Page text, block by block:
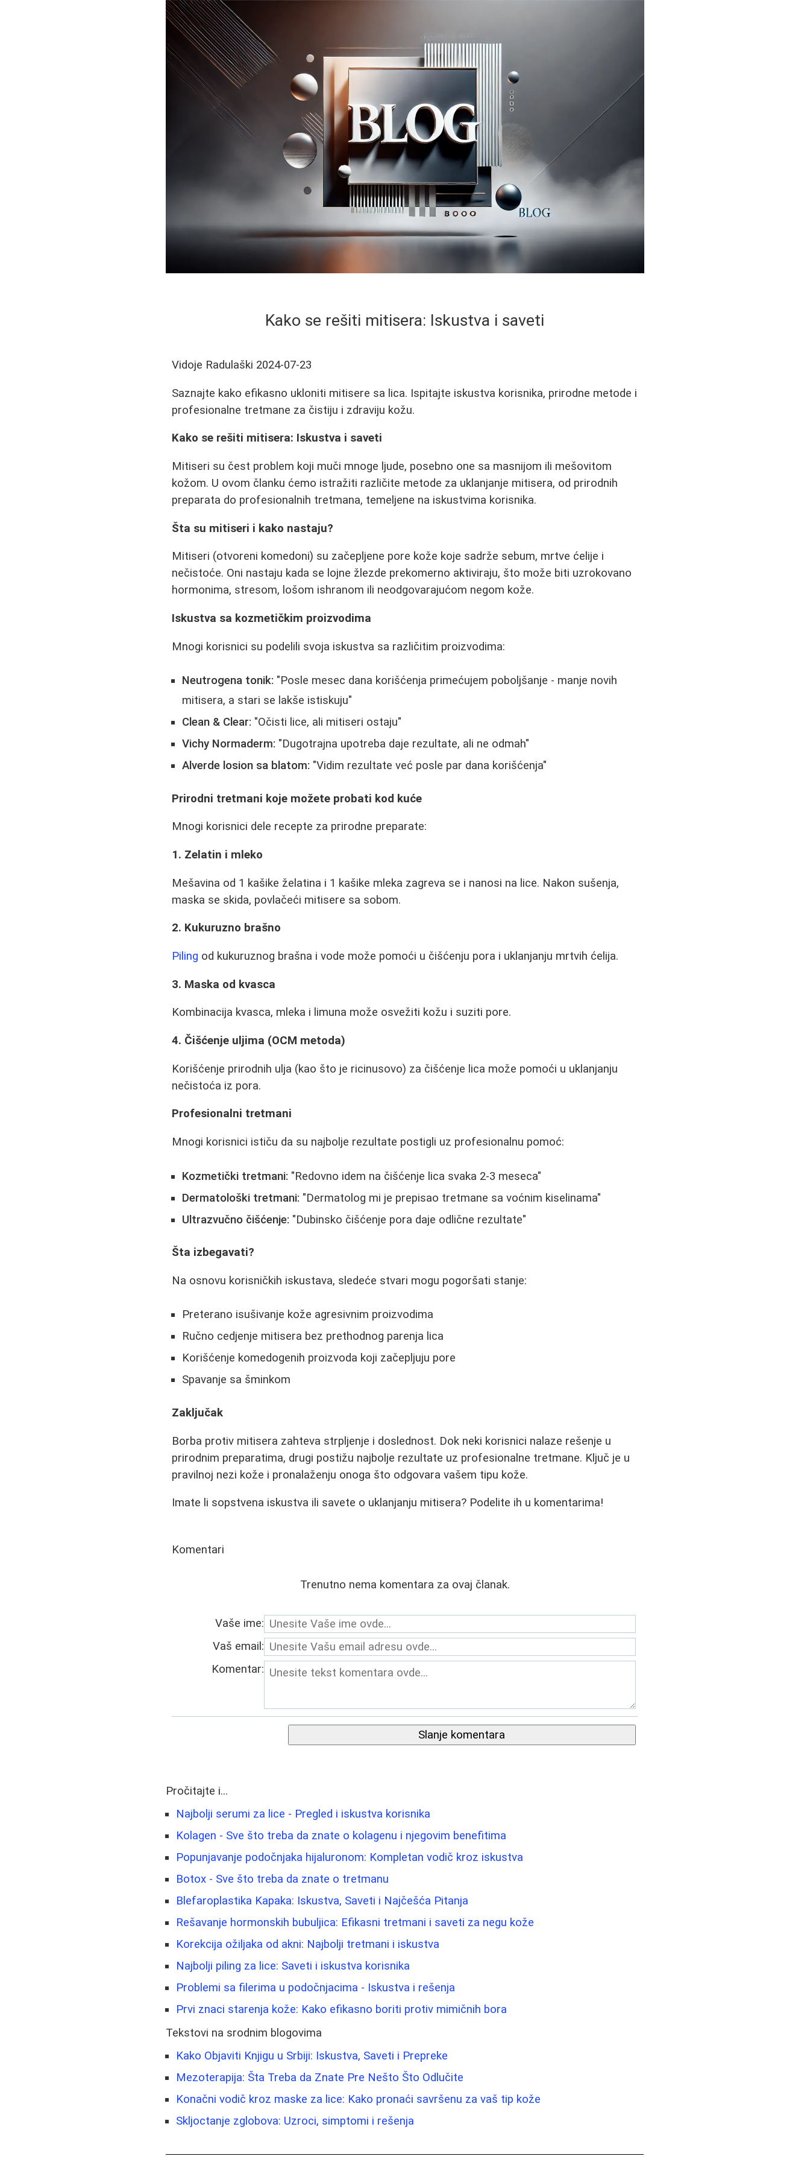
Kako se rešiti mitisera: Iskustva i saveti
Vidoje Radulaški 2024-07-23
Saznajte kako efikasno ukloniti mitisere sa lica. Ispitajte iskustva korisnika, prirodne metode i
profesionalne tretmane za čistiju i zdraviju kožu.
Kako se rešiti mitisera: Iskustva i saveti
Mitiseri su čest problem koji muči mnoge ljude, posebno one sa masnijom ili mešovitom
kožom. U ovom članku ćemo istražiti različite metode za uklanjanje mitisera, od prirodnih
preparata do profesionalnih tretmana, temeljene na iskustvima korisnika.
Šta su mitiseri i kako nastaju?
Mitiseri (otvoreni komedoni) su začepljene pore kože koje sadrže sebum, mrtve ćelije i
nečistoće. Oni nastaju kada se lojne žlezde prekomerno aktiviraju, što može biti uzrokovano
hormonima, stresom, lošom ishranom ili neodgovarajućom negom kože.
Iskustva sa kozmetičkim proizvodima
Mnogi korisnici su podelili svoja iskustva sa različitim proizvodima:
Neutrogena tonik: "Posle mesec dana korišćenja primećujem poboljšanje - manje novih
mitisera, a stari se lakše istiskuju"
Clean & Clear: "Očisti lice, ali mitiseri ostaju"
Vichy Normaderm: "Dugotrajna upotreba daje rezultate, ali ne odmah"
Alverde losion sa blatom: "Vidim rezultate već posle par dana korišćenja"
Prirodni tretmani koje možete probati kod kuće
Mnogi korisnici dele recepte za prirodne preparate:
1. Zelatin i mleko
Mešavina od 1 kašike želatina i 1 kašike mleka zagreva se i nanosi na lice. Nakon sušenja,
maska se skida, povlačeći mitisere sa sobom.
2. Kukuruzno brašno
Piling od kukuruznog brašna i vode može pomoći u čišćenju pora i uklanjanju mrtvih ćelija.
3. Maska od kvasca
Kombinacija kvasca, mleka i limuna može osvežiti kožu i suziti pore.
4. Čišćenje uljima (OCM metoda)
Korišćenje prirodnih ulja (kao što je ricinusovo) za čišćenje lica može pomoći u uklanjanju
nečistoća iz pora.
Profesionalni tretmani
Mnogi korisnici ističu da su najbolje rezultate postigli uz profesionalnu pomoć:
Kozmetički tretmani: "Redovno idem na čišćenje lica svaka 2-3 meseca"
Dermatološki tretmani: "Dermatolog mi je prepisao tretmane sa voćnim kiselinama"
Ultrazvučno čišćenje: "Dubinsko čišćenje pora daje odlične rezultate"
Šta izbegavati?
Na osnovu korisničkih iskustava, sledeće stvari mogu pogoršati stanje:
Preterano isušivanje kože agresivnim proizvodima
Ručno cedjenje mitisera bez prethodnog parenja lica
Korišćenje komedogenih proizvoda koji začepljuju pore
Spavanje sa šminkom
Zaključak
Borba protiv mitisera zahteva strpljenje i doslednost. Dok neki korisnici nalaze rešenje u
prirodnim preparatima, drugi postižu najbolje rezultate uz profesionalne tretmane. Ključ je u
pravilnoj nezi kože i pronalaženju onoga što odgovara vašem tipu kože.
Imate li sopstvena iskustva ili savete o uklanjanju mitisera? Podelite ih u komentarima!
Komentari
Trenutno nema komentara za ovaj članak.
Vaše ime:
Vaš email:
Komentar:
Slanje komentara
Pročitajte i...
Najbolji serumi za lice - Pregled i iskustva korisnika
Kolagen - Sve što treba da znate o kolagenu i njegovim benefitima
Popunjavanje podočnjaka hijaluronom: Kompletan vodič kroz iskustva
Botox - Sve što treba da znate o tretmanu
Blefaroplastika Kapaka: Iskustva, Saveti i Najčešća Pitanja
Rešavanje hormonskih bubuljica: Efikasni tretmani i saveti za negu kože
Korekcija ožiljaka od akni: Najbolji tretmani i iskustva
Najbolji piling za lice: Saveti i iskustva korisnika
Problemi sa filerima u podočnjacima - Iskustva i rešenja
Prvi znaci starenja kože: Kako efikasno boriti protiv mimičnih bora
Tekstovi na srodnim blogovima
Kako Objaviti Knjigu u Srbiji: Iskustva, Saveti i Prepreke
Mezoterapija: Šta Treba da Znate Pre Nešto Što Odlučite
Konačni vodič kroz maske za lice: Kako pronaći savršenu za vaš tip kože
Skljoctanje zglobova: Uzroci, simptomi i rešenja